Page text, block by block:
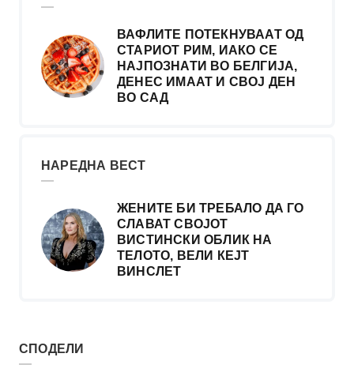
ВАФЛИТЕ ПОТЕКНУВААТ ОД
СТАРИОТ РИМ, ИАКО СЕ
НАЈПОЗНАТИ ВО БЕЛГИЈА,
ДЕНЕС ИМААТ И СВОЈ ДЕН
ВО САД
НАРЕДНА ВЕСТ
ЖЕНИТЕ БИ ТРЕБАЛО ДА ГО
СЛАВАТ СВОЈОТ
ВИСТИНСКИ ОБЛИК НА
ТЕЛОТО, ВЕЛИ КЕЈТ
ВИНСЛЕТ
СПОДЕЛИ